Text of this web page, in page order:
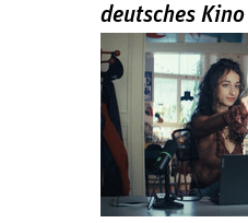
deutsches Kino